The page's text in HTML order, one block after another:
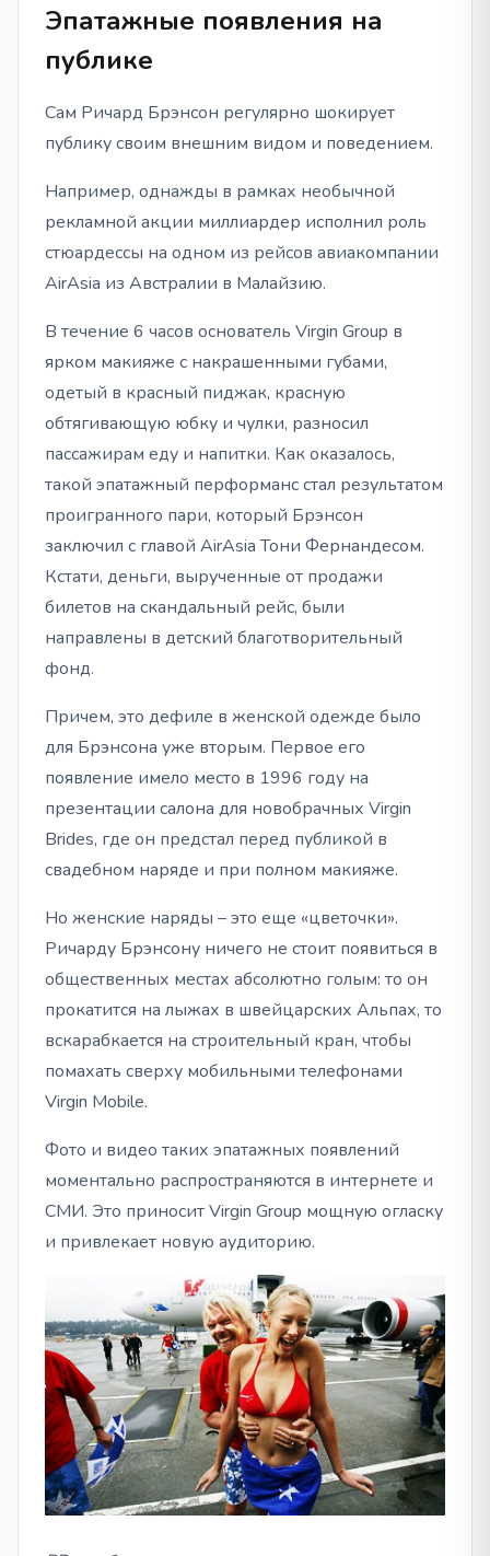
Эпатажные появления на
публике
Сам Ричард Брэнсон регулярно шокирует
публику своим внешним видом и поведением.
Например, однажды в рамках необычной
рекламной акции миллиардер исполнил роль
стюардессы на одном из рейсов авиакомпании
AirAsia из Австралии в Малайзию.
В течение 6 часов основатель Virgin Group в
ярком макияже с накрашенными губами,
одетый в красный пиджак, красную
обтягивающую юбку и чулки, разносил
пассажирам еду и напитки. Как оказалось,
такой эпатажный перформанс стал результатом
проигранного пари, который Брэнсон
заключил с главой AirAsia Тони Фернандесом.
Кстати, деньги, вырученные от продажи
билетов на скандальный рейс, были
направлены в детский благотворительный
фонд.
Причем, это дефиле в женской одежде было
для Брэнсона уже вторым. Первое его
появление имело место в 1996 году на
презентации салона для новобрачных Virgin
Brides, где он предстал перед публикой в
свадебном наряде и при полном макияже.
Но женские наряды – это еще «цветочки».
Ричарду Брэнсону ничего не стоит появиться в
общественных местах абсолютно голым: то он
прокатится на лыжах в швейцарских Альпах, то
вскарабкается на строительный кран, чтобы
помахать сверху мобильными телефонами
Virgin Mobile.
Фото и видео таких эпатажных появлений
моментально распространяются в интернете и
СМИ. Это приносит Virgin Group мощную огласку
и привлекает новую аудиторию.